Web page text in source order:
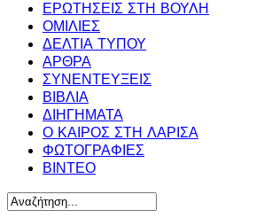
ΕΡΩΤΗΣΕΙΣ ΣΤΗ ΒΟΥΛΗ
ΟΜΙΛΙΕΣ
ΔΕΛΤΙΑ ΤΥΠΟΥ
ΑΡΘΡΑ
ΣΥΝΕΝΤΕΥΞΕΙΣ
ΒΙΒΛΙΑ
ΔΙΗΓΗΜΑΤΑ
Ο ΚΑΙΡΟΣ ΣΤΗ ΛΑΡΙΣΑ
ΦΩΤΟΓΡΑΦΙΕΣ
ΒΙΝΤΕΟ